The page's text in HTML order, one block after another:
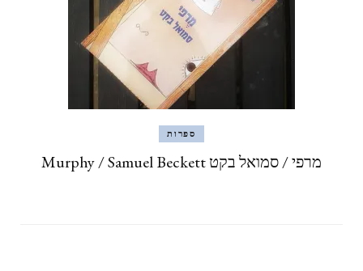
ספרות
מרפי / סמואל בקט Murphy / Samuel Beckett